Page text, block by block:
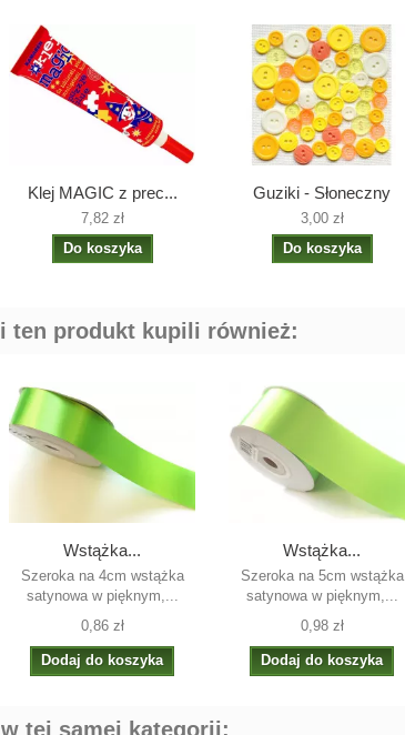
Klej MAGIC z prec...
7,82 zł
Do koszyka
Guziki - Słoneczny
3,00 zł
Do koszyka
ten produkt kupili również:
Wstążka...
Szeroka na 4cm wstążka
satynowa w pięknym,...
0,86 zł
Dodaj do koszyka
Wstążka...
Szeroka na 5cm wstążka
satynowa w pięknym,...
0,98 zł
Dodaj do koszyka
tej samej kategorii: